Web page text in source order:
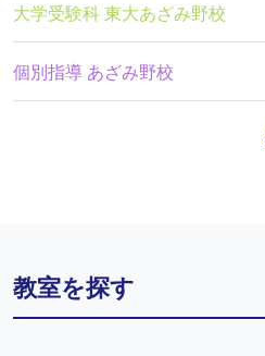
大学受験科 東大あざみ野校
個別指導 あざみ野校
教室を探す